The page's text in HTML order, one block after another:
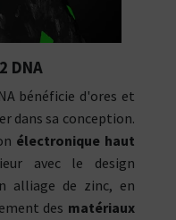
DNA
bénéficie d'ores et
dans sa conception.
électronique haut
avec le design
alliage de zinc, en
des matériaux